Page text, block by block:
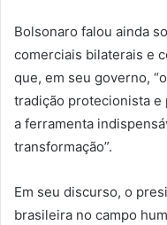
Bolsonaro falou ainda
comerciais bilaterais e
que, em seu governo,
tradição protecionista e
a ferramenta
transformação”.
Em seu discurso, o
brasileira no campo